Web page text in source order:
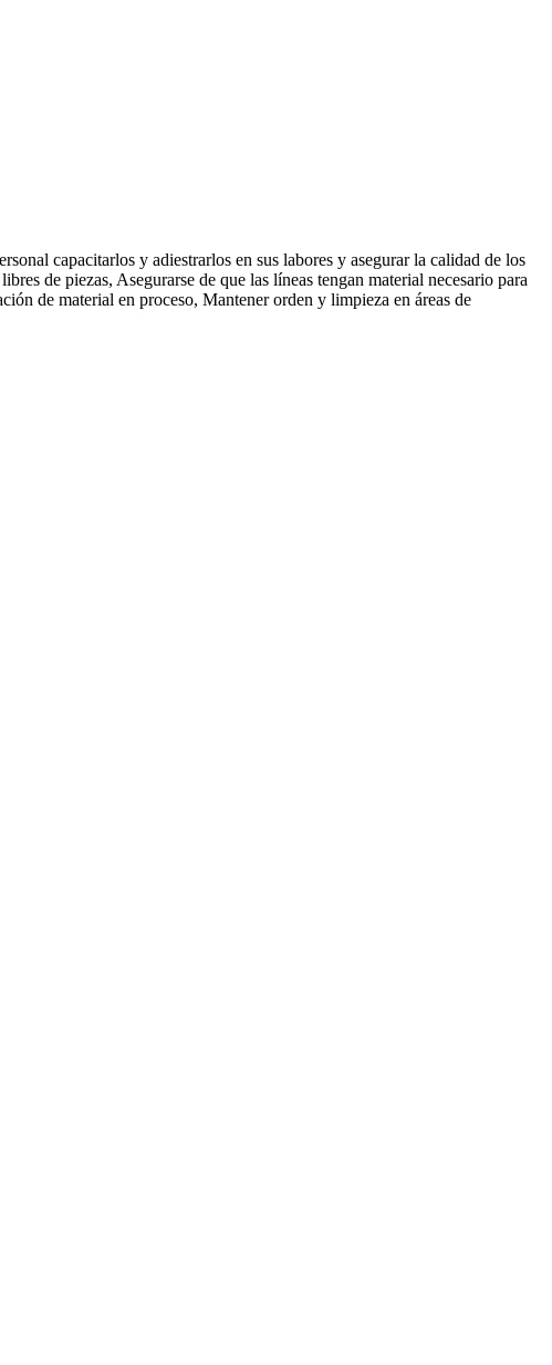
capacitarlos y adiestrarlos en sus labores y asegurar la calidad de los
de piezas, Asegurarse de que las líneas tengan material necesario para
de material en proceso, Mantener orden y limpieza en áreas de